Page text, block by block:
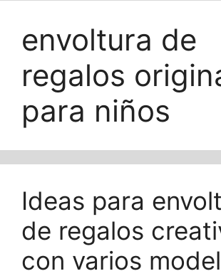
envoltura de
regalos
para niños
Ideas para
de regalos
con varios